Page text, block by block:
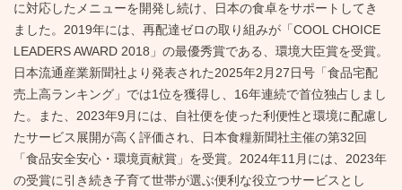
に対応したメニューを開発し続け、日本の食卓をサポートしてき
ました。2019年には、再配達ゼロの取り組みが「COOL CHOICE
LEADERS AWARD 2018」の最優秀賞である、環境大臣賞を受賞。
日本流通産業新聞社より発表された2025年2月27日号「食品宅配
売上高ランキング」では1位を獲得し、16年連続で首位独占しまし
た。また、2023年9月には、自社便を使った利便性と環境に配慮し
たサービス展開が高く評価され、日本食糧新聞社主催の第32回
「食品安全安心・環境貢献賞」を受賞。2024年11月には、2023年
の受賞に引き続き子育て世帯が選ぶ便利な役立つサービスとし